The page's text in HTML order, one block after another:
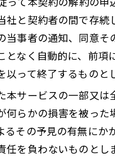
社と契約者の間で存続
当事者の通知、同意そ
となく自動的に、前項
以って終了するものと
本サービスの一部又は
何らかの損害を被った
るその予見の有無にか
任を負わないものとし